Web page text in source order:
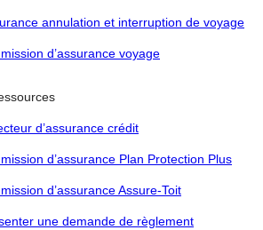
annulation et interruption de voyage
d’assurance voyage
d’assurance crédit
d’assurance Plan Protection Plus
d’assurance Assure-Toit
une demande de règlement